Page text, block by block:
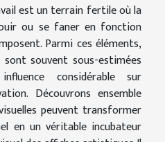
est un terrain fertile où la
ou se faner en fonction
Parmi ces éléments,
souvent sous-estimées
considérable sur
Découvrons ensemble
peuvent transformer
en un véritable incubateur